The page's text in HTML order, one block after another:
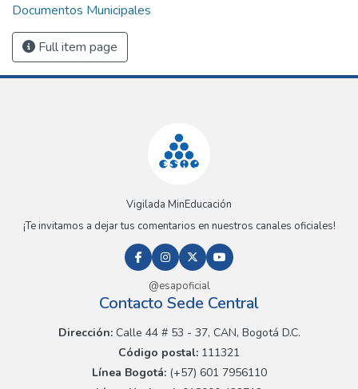
Documentos Municipales
Full item page
Vigilada MinEducación
¡Te invitamos a dejar tus comentarios en nuestros canales oficiales!
@esapoficial
Contacto Sede Central
Dirección:Calle 44 # 53 - 37, CAN, Bogotá D.C.
Código postal: 111321
Línea Bogotá:(+57) 601 7956110